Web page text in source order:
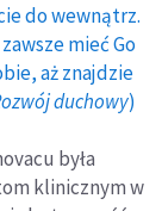
do wewnątrz.
mieć Go
aż znajdzie
duchowy)
była
klinicznym w